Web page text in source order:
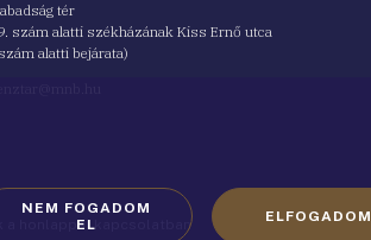
tér
szám alatti székházának Kiss Ernő utca
alatti bejárata)
a honlappal kapcsolatban
NEM FOGADOM
EL
ELFOGADOM